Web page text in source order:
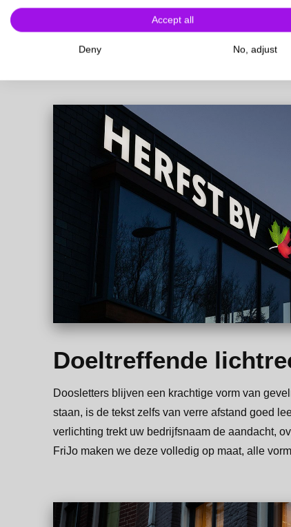
Doeltreffende
Doosletters blijven een krachtige vorm van
staan, is de tekst zelfs van verre afstand goed
verlichting trekt uw bedrijfsnaam de aandacht,
FriJo maken we deze volledig op maat, alle
Accept all
Deny No, adjust